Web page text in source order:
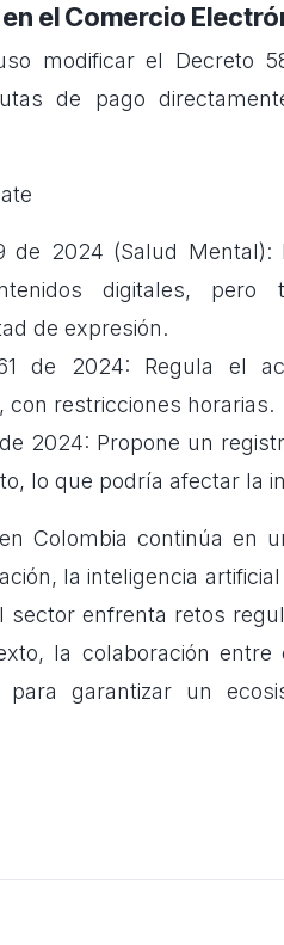
el Comercio
modificar el Decreto
de pago
de 2024 (Salud Mental):
digitales,
de expresión.
de 2024: Regula el
con restricciones horarias.
2024: Propone un
lo que podría afectar la
Colombia continúa en
la inteligencia
sector enfrenta retos
la colaboración
para garantizar un